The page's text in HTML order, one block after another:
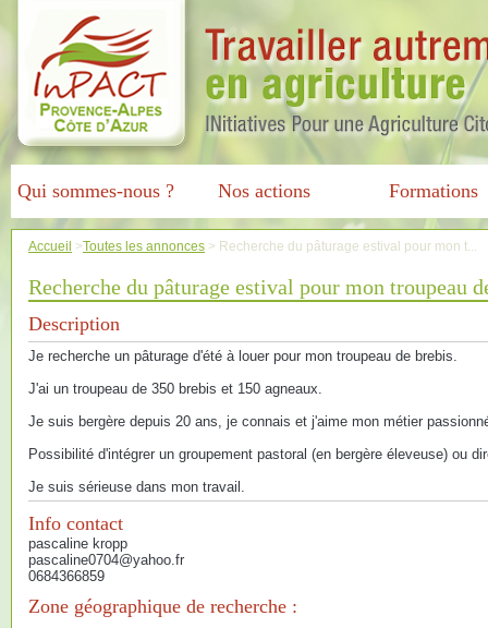
Qui sommes-nous ? Nos actions Formations
Accueil >Toutes les annonces > Recherche du pâturage estival pour mon t...
Recherche du pâturage estival pour mon troupeau
Description
Je recherche un pâturage d'été à louer pour mon troupeau de brebis.
J'ai un troupeau de 350 brebis et 150 agneaux.
Je suis bergère depuis 20 ans, je connais et j'aime mon métier
Possibilité d'intégrer un groupement pastoral (en bergère éleveuse) ou
Je suis sérieuse dans mon travail.
Info contact
pascaline kropp
pascaline0704@yahoo.fr
0684366859
Zone géographique de recherche :